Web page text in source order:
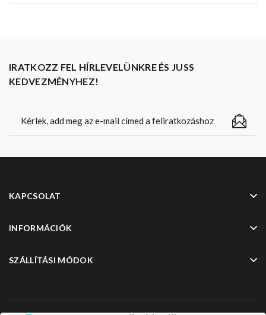
IRATKOZZ FEL HÍRLEVELÜNKRE ÉS JUSS
KEDVEZMÉNYHEZ!
KAPCSOLAT
INFORMÁCIÓK
SZÁLLÍTÁSI MÓDOK